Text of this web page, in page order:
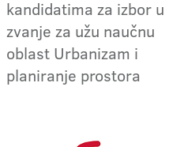
kandidatima za izbor u
zvanje za užu naučnu
oblast Urbanizam i
planiranje prostora